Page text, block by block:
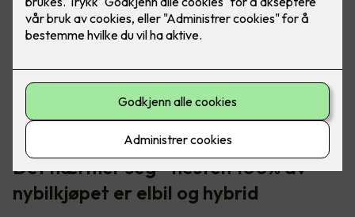
I Norge er det et stort, og voksende behov for tilgjengelige
elbilladere - både i borettslaget og på arbeidsplassen.
Foto: Marthe Thu (for Zaptec)
Det nærmer seg - nesten 100% av
nybilkjøpet er elbil og hybrid